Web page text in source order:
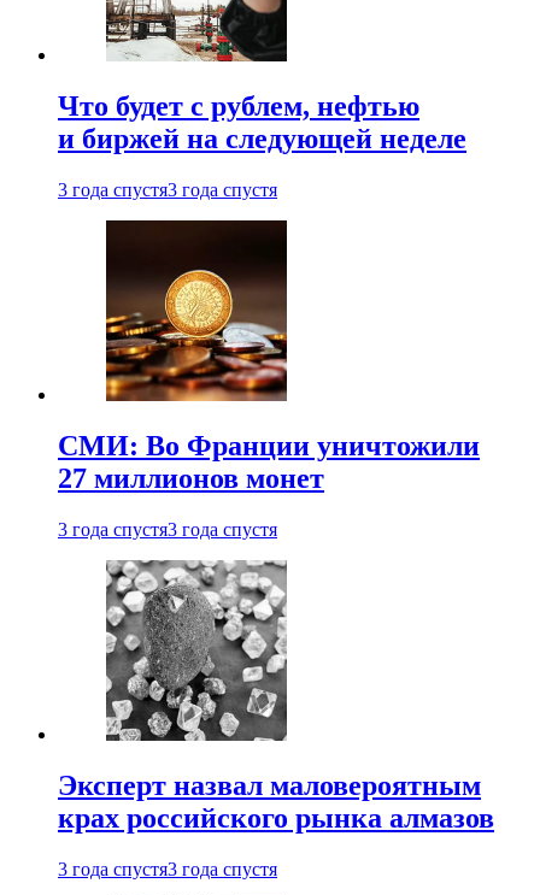
Что будет с рублем, нефтью
и биржей на следующей неделе
3 года спустя3 года спустя
СМИ: Во Франции уничтожили
27 миллионов монет
3 года спустя3 года спустя
Эксперт назвал маловероятным
крах российского рынка алмазов
3 года спустя3 года спустя